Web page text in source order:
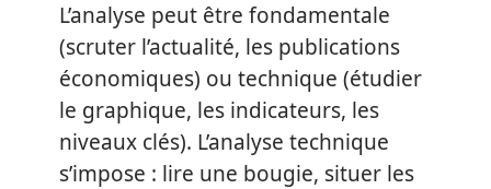
L’analyse peut être fondamentale
(scruter l’actualité, les publications
économiques) ou technique (étudier
le graphique, les indicateurs, les
niveaux clés). L’analyse technique
s’impose : lire une bougie, situer les